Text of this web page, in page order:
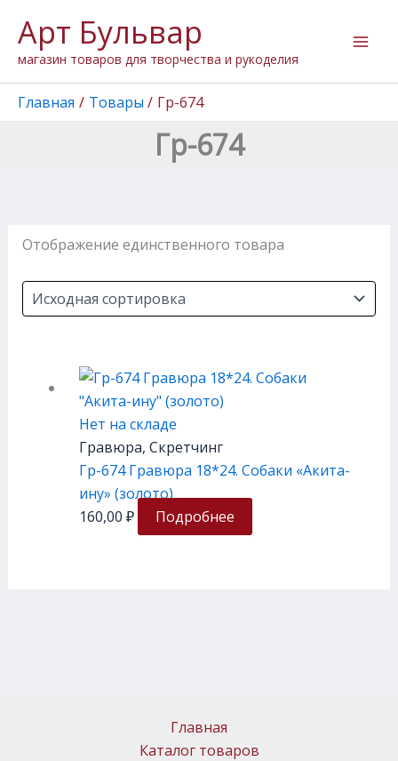
содержимому
Арт Бульвар
магазин товаров для творчества и рукоделия
Главная Товары Гр-674
Гр-674
Отображение единственного товара
Нет на складе
Гравюра, Скретчинг
Гр-674 Гравюра 18*24. Собаки «Акита-
ину» (золото)
160,00 ₽ Подробнее
Главная
Каталог товаров